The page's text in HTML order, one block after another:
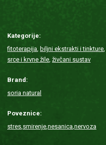
Kategorije:
fitoterapija, biljni ekstrakti i tinkture,
srce i krvne žile, živčani sustav
Brand:
soria natural
Poveznice:
stres,smirenje,nesanica,nervoza